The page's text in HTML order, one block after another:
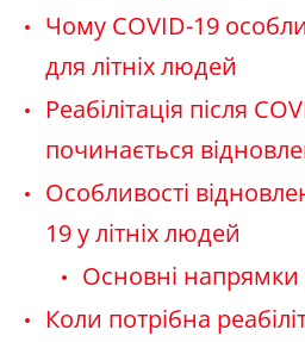
Чому COVID-19
для літніх людей
Реабілітація після
починається
Особливості
19 у літніх людей
Основні напрямки
Коли потрібна